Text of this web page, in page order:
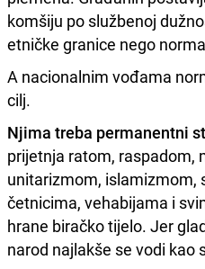
komšiju po službenoj
etničke granice nego
A nacionalnim vođama
cilj.
Njima treba permanentni
prijetnja ratom, raspadom,
unitarizmom, islamizmom,
četnicima, vehabijama i
hrane biračko tijelo. Jer
narod najlakše se vodi kao